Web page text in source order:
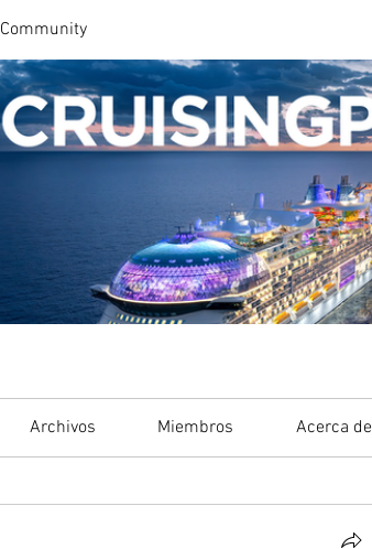
Archivos Miembros Acerca de